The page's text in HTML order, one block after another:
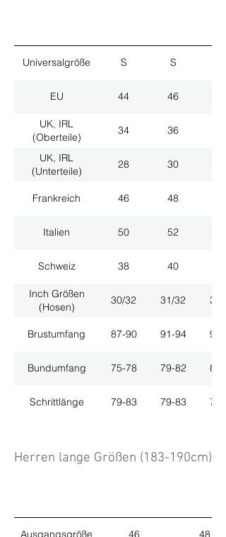
Universalgröße S S
EU 44 46
UK, IRL
(Oberteile)
34 36
UK, IRL
(Unterteile)
28 30
Frankreich 46 48
Italien 50 52
Schweiz 38 40
Inch Größen
(Hosen)
30/32 31/32 33/
Brustumfang 87-90 91-94 95-
Bundumfang 75-78 79-82 83-
Schrittlänge 79-83 79-83 79-
Herren lange Größen (183-190cm)
Ausgangsgröße 46 48